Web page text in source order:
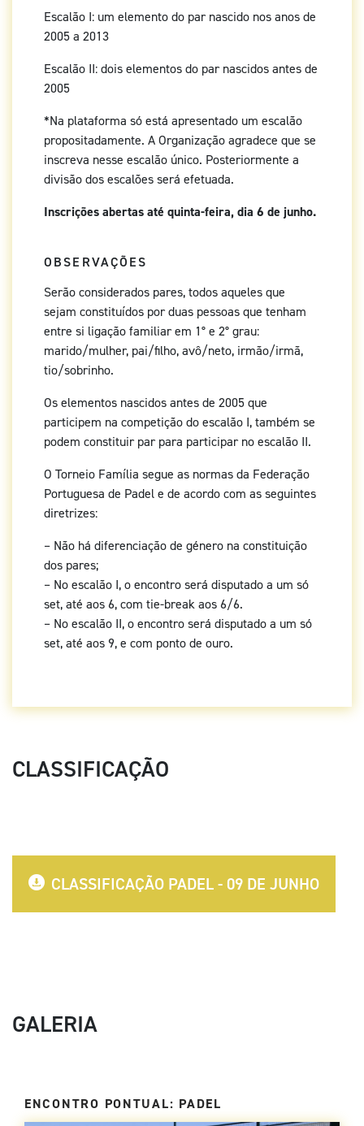
Escalão I: um elemento do par nascido nos anos de
2005 a 2013
Escalão II: dois elementos do par nascidos antes de
2005
*Na plataforma só está apresentado um escalão
propositadamente. A Organização agradece que se
inscreva nesse escalão único. Posteriormente a
divisão dos escalões será efetuada.
Inscrições abertas até quinta-feira, dia 6 de junho.
OBSERVAÇÕES
Serão considerados pares, todos aqueles que
sejam constituídos por duas pessoas que tenham
entre si ligação familiar em 1° e 2° grau:
marido/mulher, pai/filho, avô/neto, irmão/irmã,
tio/sobrinho.
Os elementos nascidos antes de 2005 que
participem na competição do escalão I, também se
podem constituir par para participar no escalão II.
O Torneio Família segue as normas da Federação
Portuguesa de Padel e de acordo com as seguintes
diretrizes:
– Não há diferenciação de género na constituição
dos pares;
– No escalão I, o encontro será disputado a um só
set, até aos 6, com tie-break aos 6/6.
– No escalão II, o encontro será disputado a um só
set, até aos 9, e com ponto de ouro.
CLASSIFICAÇÃO
CLASSIFICAÇÃO PADEL - 09 DE JUNHO
GALERIA
ENCONTRO PONTUAL: PADEL